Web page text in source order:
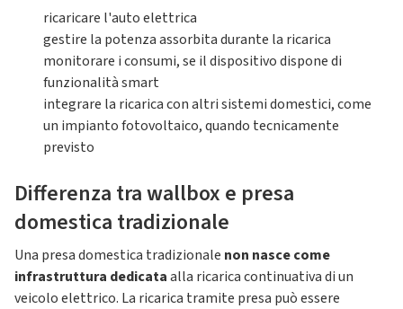
ricaricare l'auto elettrica
gestire la potenza assorbita durante la ricarica
monitorare i consumi, se il dispositivo dispone di
funzionalità smart
integrare la ricarica con altri sistemi domestici, come
un impianto fotovoltaico, quando tecnicamente
previsto
Differenza tra wallbox e presa
domestica tradizionale
Una presa domestica tradizionale non nasce come
infrastruttura dedicataalla ricarica continuativa di un
veicolo elettrico. La ricarica tramite presa può essere